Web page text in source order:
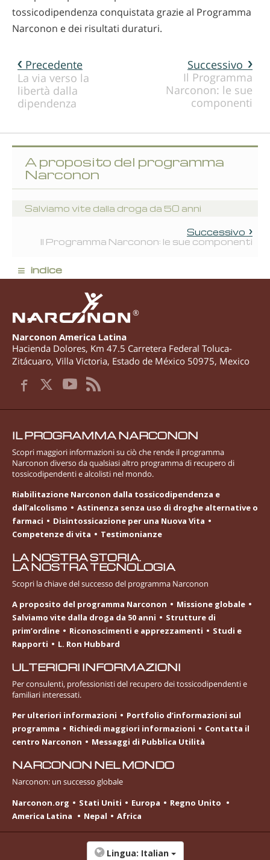
tossicodipendenza conquistata grazie al Programma
Narconon e dei risultati duraturi.
Successivo
Il Programma
Narconon: le sue
componenti
Precedente
La via verso la
libertà dalla
dipendenza
A proposito del programma
Narconon
Salviamo vite dalla droga da 50 anni
Successivo
Il Programma Narconon: le sue componenti
≡ indice
®
Narconon America Latina
Hacienda Dolores, Km 47.5 Carretera Federal Toluca-
Zitácuaro, Villa Victoria, Estado de México 50975, Mexico
IL PROGRAMMA NARCONON
Scopri maggiori informazioni su ciò che rende il programma
Narconon diverso da qualsiasi altro programma di recupero di
tossicodipendenti e alcolisti nel mondo.
Riabilitazione Narconon dalla tossicodipendenza e
dall’alcolismo
Astinenza senza uso di droghe alternative o
farmaci
Disintossicazione per una Nuova Vita
Competenze di vita
Testimonianze
LA NOSTRA STORIA.
LA NOSTRA TECNOLOGIA
Scopri la chiave del successo del programma Narconon
A proposito del programma Narconon
Missione globale
Salviamo vite dalla droga da 50 anni
Strutture di
prim’ordine
Riconoscimenti e apprezzamenti
Studi e
Rapporti
L. Ron Hubbard
ULTERIORI INFORMAZIONI
Per consulenti, professionisti del recupero dei tossicodipendenti e
familiari interessati.
Per ulteriori informazioni
Portfolio d’informazioni sul
programma
Richiedi maggiori informazioni
Contatta il
centro Narconon
Messaggi di Pubblica Utilità
NARCONON NEL MONDO
Narconon: un successo globale
Narconon.org
Stati Uniti Europa
Regno Unito
America Latina
Nepal Africa
Lingua: Italian